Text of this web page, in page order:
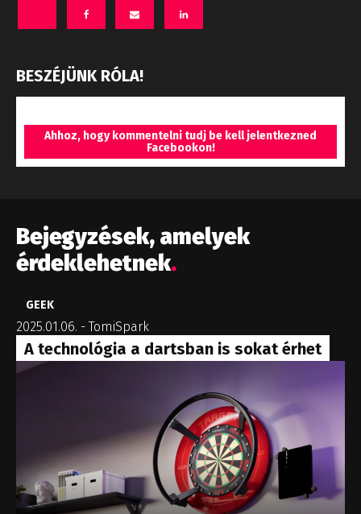
BESZÉJÜNK RÓLA!
Ahhoz, hogy kommentelni tudj be kell jelentkezned
Facebookon!
Bejegyzések, amelyek
érdeklehetnek.
GEEK
2025.01.06. -TomiSpark
A technológia a dartsban is sokat érhet